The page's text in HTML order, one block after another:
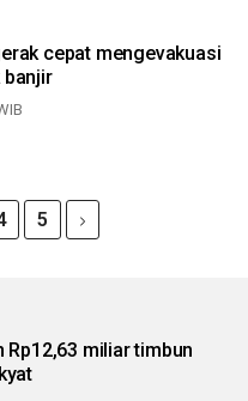
cepat mengevakuasi
banjir
5
miliar timbun